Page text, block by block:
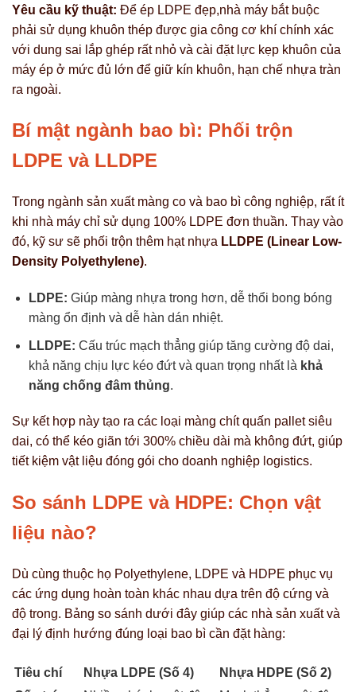
Yêu cầu kỹ thuật: Để ép LDPE đẹp,nhà máy bắt buộc
phải sử dụng khuôn thép được gia công cơ khí chính xác
với dung sai lắp ghép rất nhỏ và cài đặt lực kẹp khuôn của
máy ép ở mức đủ lớn để giữ kín khuôn, hạn chế nhựa tràn
ra ngoài.
Bí mật ngành bao bì: Phối trộn
LDPE và LLDPE
Trong ngành sản xuất màng co và bao bì công nghiệp, rất ít
khi nhà máy chỉ sử dụng 100% LDPE đơn thuần. Thay vào
đó, kỹ sư sẽ phối trộn thêm hạt nhựa LLDPE (Linear Low-
Density Polyethylene).
LDPE: Giúp màng nhựa trong hơn, dễ thổi bong bóng
màng ổn định và dễ hàn dán nhiệt.
LLDPE: Cấu trúc mạch thẳng giúp tăng cường độ dai,
khả năng chịu lực kéo đứt và quan trọng nhất là khả
năng chống đâm thủng.
Sự kết hợp này tạo ra các loại màng chít quấn pallet siêu
dai, có thể kéo giãn tới 300% chiều dài mà không đứt, giúp
tiết kiệm vật liệu đóng gói cho doanh nghiệp logistics.
So sánh LDPE và HDPE: Chọn vật
liệu nào?
Dù cùng thuộc họ Polyethylene, LDPE và HDPE phục vụ
các ứng dụng hoàn toàn khác nhau dựa trên độ cứng và
độ trong. Bảng so sánh dưới đây giúp các nhà sản xuất và
đại lý định hướng đúng loại bao bì cần đặt hàng:
Tiêu chí Nhựa LDPE (Số 4)
Nhựa HDPE (Số 2)